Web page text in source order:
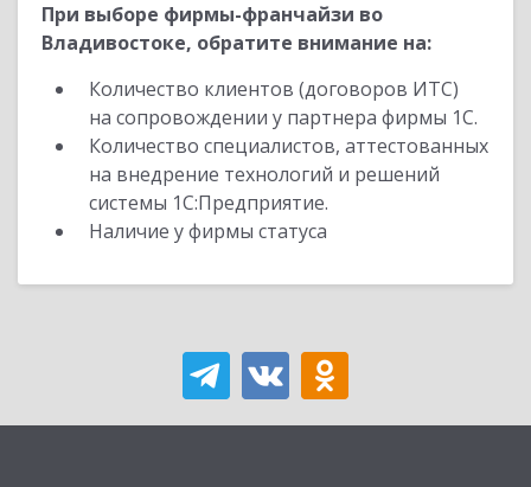
При выборе фирмы-франчайзи во
Владивостоке, обратите внимание на:
Количество клиентов (договоров ИТС)
на сопровождении у партнера фирмы 1С.
Количество специалистов, аттестованных
на внедрение технологий и решений
системы 1С:Предприятие.
Наличие у фирмы статуса